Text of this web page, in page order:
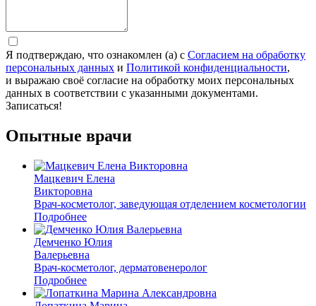
Я подтверждаю, что ознакомлен (а) с Согласием на обработку
персональных данных и Политикой конфиденциальности,
и выражаю своё согласие на обработку моих персональных
данных в соответствии с указанными документами.
Записаться!
Опытные врачи
Мацкевич Елена
Викторовна
Врач-косметолог, заведующая отделением косметологии
Подробнее
Демченко Юлия
Валерьевна
Врач-косметолог, дерматовенеролог
Подробнее